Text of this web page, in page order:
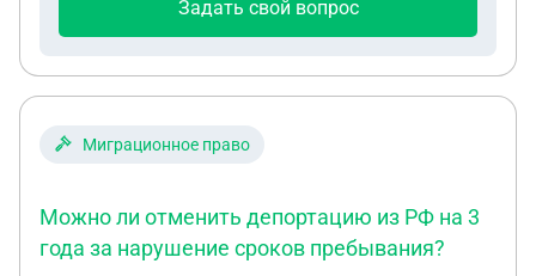
Задать свой вопрос
Миграционное право
Можно ли отменить депортацию из РФ на 3
года за нарушение сроков пребывания?